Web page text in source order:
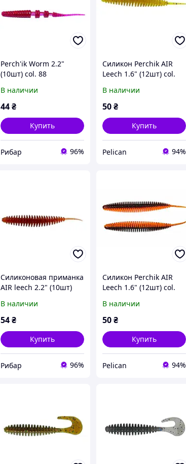
Perch'ik Worm 2.2"
(10шт) col. 88
В наличии
44₴
Купить
Рибар 96%
Силикон Perchik AIR
Leech 1.6" (12шт) col.
В наличии
50₴
Купить
Pelican 94%
Cиликоновая приманка
AIR leech 2.2" (10шт)
В наличии
54₴
Купить
Рибар 96%
Силикон Perchik AIR
Leech 1.6" (12шт) col.
В наличии
50₴
Купить
Pelican 94%